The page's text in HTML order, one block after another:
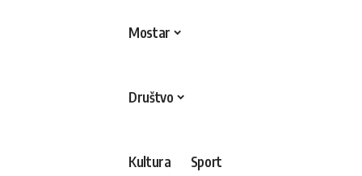
Mostar
Društvo
Kultura Sport